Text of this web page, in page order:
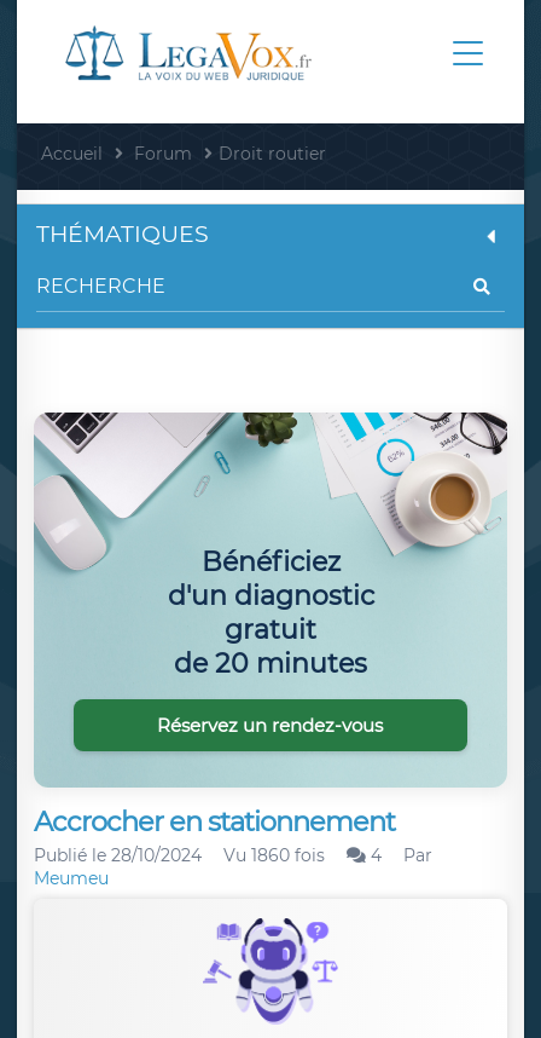
Accueil Forum Droit routier
Accrocher en stationnement
Publié le 28/10/2024 Vu 1860 fois 4
Par
Meumeu
THÉMATIQUES
Bénéficiez
d'un diagnostic
gratuit
de 20 minutes
Réservez un rendez-vous